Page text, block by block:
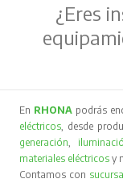
¿Eres
En RHONA podrás
eléctricos , desde
generación
materiales eléctricos y
Contamos con